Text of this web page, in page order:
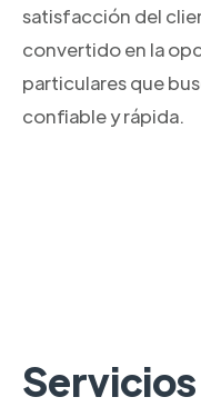
satisfacción del
convertido en la
particulares que
confiable y rápida.